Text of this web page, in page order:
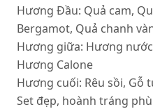
Hương Đầu: Quả cam,
Bergamot, Quả chanh
Hương giữa: Hương
Hương Calone
Hương cuối: Rêu sồi, Gỗ
Set đẹp, hoành tráng